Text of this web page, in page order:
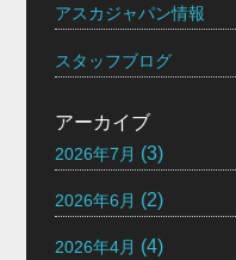
アスカジャパン情報
スタッフブログ
アーカイブ
2026年7月 (3)
2026年6月 (2)
2026年4月 (4)